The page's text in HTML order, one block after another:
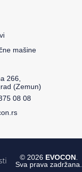
mašine
266,
(Zemun)
08 08
© 2026 EVOCON.
Sva prava zadržana.